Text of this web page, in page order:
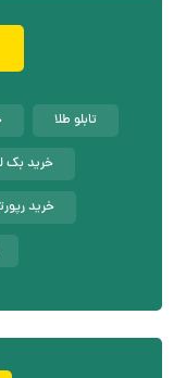
تابلو طلا
خرید بک
خرید